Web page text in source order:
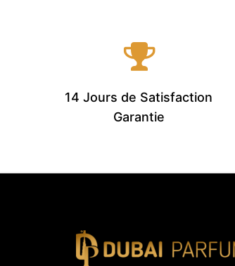
14 Jours de Satisfaction
Garantie